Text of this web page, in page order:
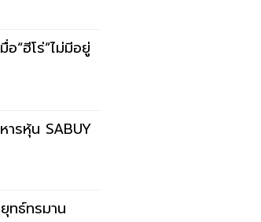
อ“ฮีโร่”ไม่มีอยู่
ารหุ้น SABUY
ทธ์ทรมาน